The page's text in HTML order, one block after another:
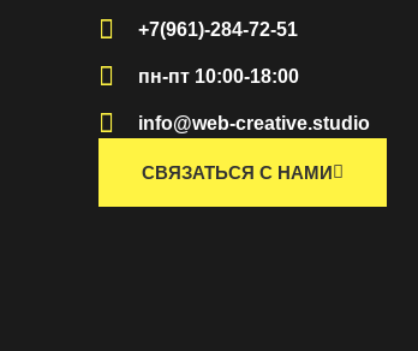
+7(961)-284-72-51
пн-пт 10:00-18:00
info@web-creative.studio
СВЯЗАТЬСЯ С НАМИ